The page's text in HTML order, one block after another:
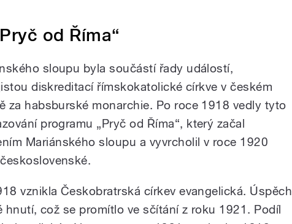
od Říma“
sloupu byla součástí řady událostí,
diskreditací římskokatolické církve v českém
za habsburské monarchie. Po roce 1918 vedly tyto
programu „Pryč od Říma“, který začal
Mariánského sloupu a vyvrcholil v roce 1920
vznikla Českobratrská církev evangelická. Úspěch
hnutí, což se promítlo ve sčítání z roku 1921. Podíl